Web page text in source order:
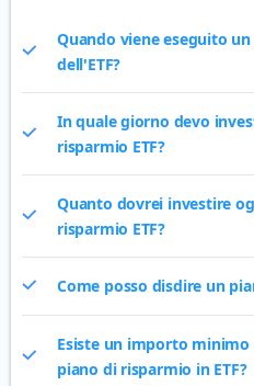
Quando viene eseguito
dell'ETF?
In quale giorno devo
risparmio ETF?
Quanto dovrei investire
risparmio ETF?
Come posso disdire un
Esiste un importo
piano di risparmio in ETF?